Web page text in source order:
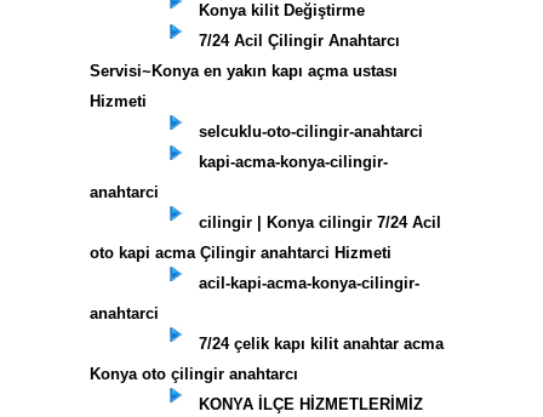
Konya kilit Değiştirme
7/24 Acil Çilingir Anahtarcı
Servisi~Konya en yakın kapı açma ustası
Hizmeti
selcuklu-oto-cilingir-anahtarci
kapi-acma-konya-cilingir-
anahtarci
cilingir | Konya cilingir 7/24 Acil
oto kapi acma Çilingir anahtarci Hizmeti
acil-kapi-acma-konya-cilingir-
anahtarci
7/24 çelik kapı kilit anahtar acma
Konya oto çilingir anahtarcı
KONYA İLÇE HİZMETLERİMİZ